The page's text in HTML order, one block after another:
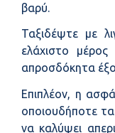
βαρύ.
Ταξιδέψτε με
ελάχιστο
απροσδόκητα
Επιπλέον, η
οποιουδήποτε
να καλύψει